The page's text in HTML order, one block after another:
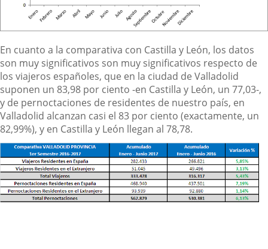
En cuanto a la comparativa con Castilla y León, los datos
son muy significativos son muy significativos respecto de
los viajeros españoles, que en la ciudad de Valladolid
suponen un 83,98 por ciento -en Castilla y León, un 77,03-,
y de pernoctaciones de residentes de nuestro país, en
Valladolid alcanzan casi el 83 por ciento (exactamente, un
82,99%), y en Castilla y León llegan al 78,78.